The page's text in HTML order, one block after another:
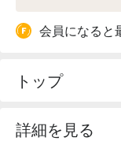
会員になると
トップ
詳細を見る